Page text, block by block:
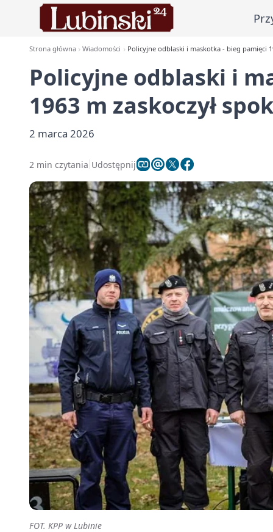
Strona główna Wiadomości Policyjne odblaski i maskotka - bieg pamięci
Policyjne odblaski i
1963 m zaskoczył
2 marca 2026
2 min czytania Udostępnij
FOT. KPP w Lubinie